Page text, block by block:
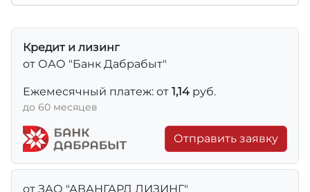
Кредит и лизинг
от ОАО "Банк Дабрабыт"
Ежемесячный платеж: от 1,14 руб.
до 60 месяцев
Отправить заявку
от ЗАО "АВАНГАРД ЛИЗИНГ"